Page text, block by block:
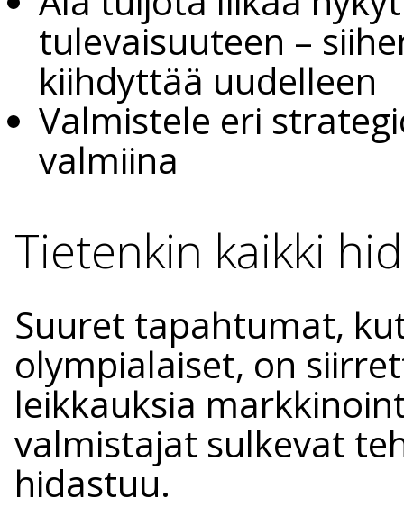
tulevaisuuteen –
kiihdyttää uudelleen
Valmistele eri
valmiina
Tietenkin kaikki
Suuret tapahtumat,
olympialaiset, on
leikkauksia
valmistajat sulkevat
hidastuu.